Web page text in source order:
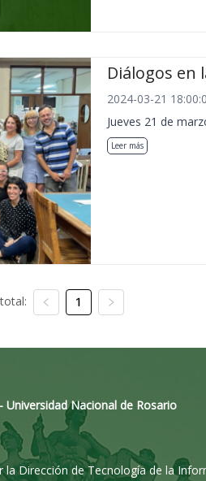
Diálogos en
2024-03-21
Jueves 21 de
Leer más
1
Universidad Nacional de Rosario
Dirección de Tecnología de la